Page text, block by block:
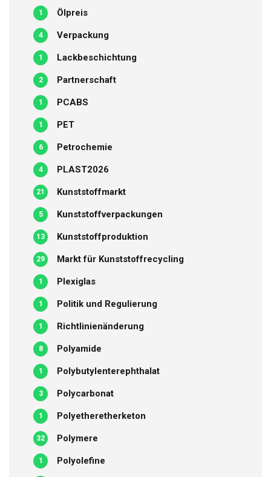
Ölpreis
1
Verpackung
4
Lackbeschichtung
1
Partnerschaft
2
PCABS
1
PET
1
Petrochemie
6
PLAST2026
4
Kunststoffmarkt
21
Kunststoffverpackungen
5
Kunststoffproduktion
13
Markt für Kunststoffrecycling
29
Plexiglas
1
Politik und Regulierung
1
Richtlinienänderung
1
Polyamide
8
Polybutylenterephthalat
1
Polycarbonat
3
Polyetheretherketon
1
Polymere
32
Polyolefine
1